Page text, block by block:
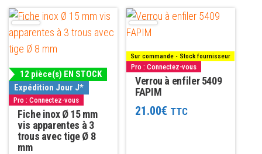
12 pièce(s) EN STOCK
Expédition Jour J*
Pro : Connectez-vous
Fiche inox Ø 15 mm
vis apparentes à 3
trous avec tige Ø 8
mm
Sur commande - Stock fournisseur
Pro : Connectez-vous
Verrou à enfiler 5409
FAPIM
21.00€ TTC